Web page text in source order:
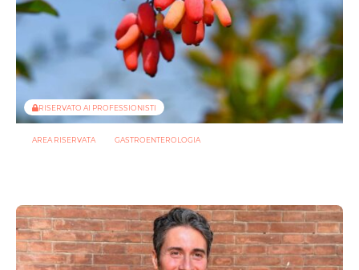
RISERVATO AI PROFESSIONISTI
AREA RISERVATA GASTROENTEROLOGIA